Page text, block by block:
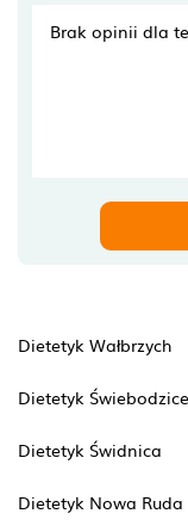
Brak opinii dla
Dietetyk Wałbrzych
Dietetyk Świebodzice
Dietetyk Świdnica
Dietetyk Nowa Ruda